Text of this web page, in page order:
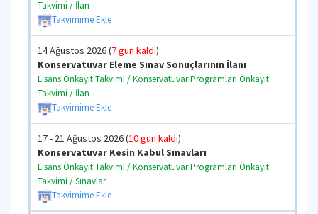
Takvimi / İlan
Takvimime Ekle
14 Ağustos 2026 (7 gün kaldı)
Konservatuvar Eleme Sınav Sonuçlarının İlanı
Lisans Önkayıt Takvimi / Konservatuvar Programları Önkayıt
Takvimi / İlan
Takvimime Ekle
17 - 21 Ağustos 2026 (10 gün kaldı)
Konservatuvar Kesin Kabul Sınavları
Lisans Önkayıt Takvimi / Konservatuvar Programları Önkayıt
Takvimi / Sınavlar
Takvimime Ekle